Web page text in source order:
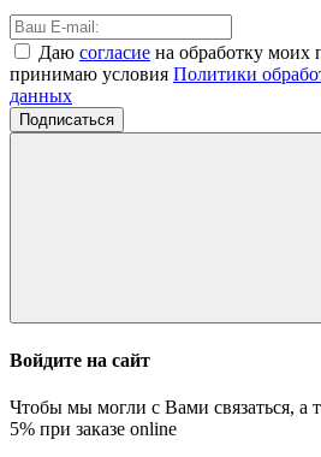
Даю согласие на обработку моих
принимаю условия Политики
данных
Подписаться
Войдите на сайт
Чтобы мы могли с Вами связаться, а
5% при заказе online